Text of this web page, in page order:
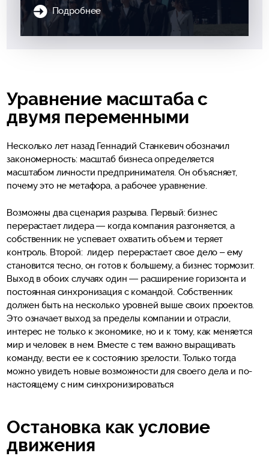
Подробнее
Уравнение масштаба с
двумя переменными
Несколько лет назад Геннадий Станкевич обозначил
закономерность: масштаб бизнеса определяется
масштабом личности предпринимателя. Он объясняет,
почему это не метафора, а рабочее уравнение.
Возможны два сценария разрыва. Первый: бизнес
перерастает лидера — когда компания разгоняется, а
собственник не успевает охватить объем и теряет
контроль. Второй: лидер перерастает свое дело – ему
становится тесно, он готов к большему, а бизнес тормозит.
Выход в обоих случаях один — расширение горизонта и
постоянная синхронизация с командой. Собственник
должен быть на несколько уровней выше своих проектов.
Это означает выход за пределы компании и отрасли,
интерес не только к экономике, но и к тому, как меняется
мир и человек в нем. Вместе с тем важно выращивать
команду, вести ее к состоянию зрелости. Только тогда
можно увидеть новые возможности для своего дела и по-
настоящему с ним синхронизироваться
Остановка как условие
движения